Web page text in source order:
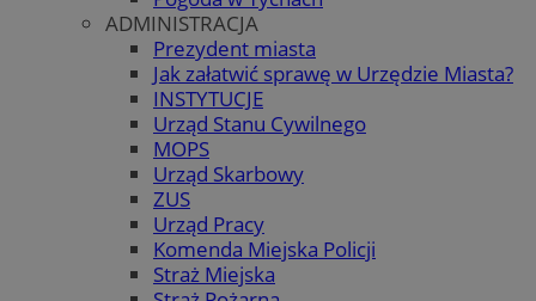
ADMINISTRACJA
Prezydent miasta
Jak załatwić sprawę w Urzędzie Miasta?
INSTYTUCJE
Urząd Stanu Cywilnego
MOPS
Urząd Skarbowy
ZUS
Urząd Pracy
Komenda Miejska Policji
Straż Miejska